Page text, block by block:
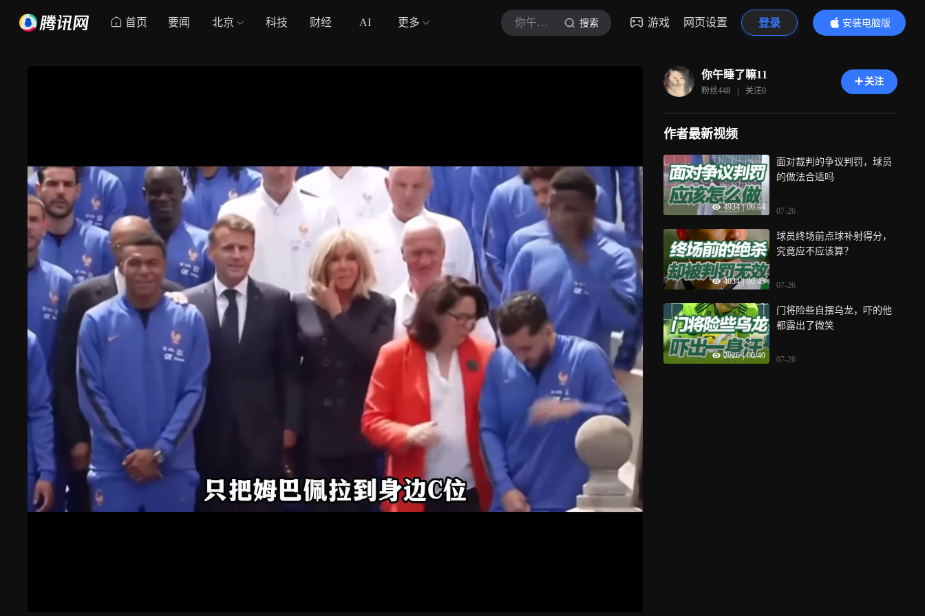
首页 要闻 北京 科技 财经 AI 更多 你午睡了嘛11 搜索 游戏 网页设置 登录
安装电脑版
内容更精彩
你午睡了嘛11
粉丝448 | 关注0
关注
作者最新视频
4934 | 00:44
面对裁判的争议判罚，球员
的做法合适吗
07-26
4034 | 00:43
球员终场前点球补射得分，
究竟应不应该算？
07-26
2026 | 00:40
门将险些自摆乌龙，吓的他
都露出了微笑
07-26